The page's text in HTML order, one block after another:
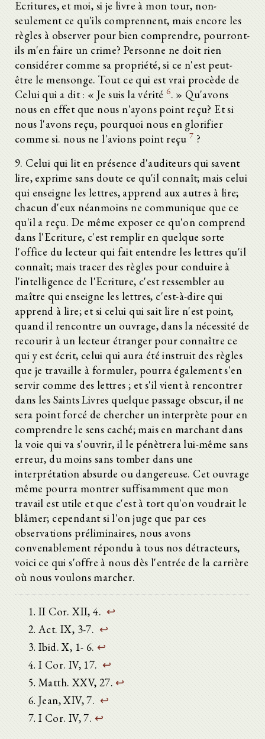
Ecritures, et moi, si je livre à mon tour, non-
seulement ce qu'ils comprennent, mais encore les
règles à observer pour bien comprendre, pourront-
ils m'en faire un crime? Personne ne doit rien
considérer comme sa propriété, si ce n'est peut-
être le mensonge. Tout ce qui est vrai procède de
Celui qui a dit : « Je suis la vérité6. » Qu'avons
nous en effet que nous n'ayons point reçu? Et si
nous l'avons reçu, pourquoi nous en glorifier
comme si. nous ne l'avions point reçu7 ?
9. Celui qui lit en présence d'auditeurs qui savent
lire, exprime sans doute ce qu'il connaît; mais celui
qui enseigne les lettres, apprend aux autres à lire;
chacun d'eux néanmoins ne communique que ce
qu'il a reçu. De même exposer ce qu'on comprend
dans l'Ecriture, c'est remplir en quelque sorte
l'office du lecteur qui fait entendre les lettres qu'il
connaît; mais tracer des règles pour conduire à
l'intelligence de l'Ecriture, c'est ressembler au
maître qui enseigne les lettres, c'est-à-dire qui
apprend à lire; et si celui qui sait lire n'est point,
quand il rencontre un ouvrage, dans la nécessité de
recourir à un lecteur étranger pour connaître ce
qui y est écrit, celui qui aura été instruit des règles
que je travaille à formuler, pourra également s'en
servir comme des lettres ; et s'il vient à rencontrer
dans les Saints Livres quelque passage obscur, il ne
sera point forcé de chercher un interprète pour en
comprendre le sens caché; mais en marchant dans
la voie qui va s'ouvrir, il le pénètrera lui-même sans
erreur, du moins sans tomber dans une
interprétation absurde ou dangereuse. Cet ouvrage
même pourra montrer suffisamment que mon
travail est utile et que c'est à tort qu'on voudrait le
blâmer; cependant si l'on juge que par ces
observations préliminaires, nous avons
convenablement répondu à tous nos détracteurs,
voici ce qui s'offre à nous dès l'entrée de la carrière
où nous voulons marcher.
II Cor. XII, 4. ↩
Act. IX, 3-7. ↩
Ibid. X, 1- 6. ↩
I Cor. IV, 17.↩
Matth. XXV, 27.↩
Jean, XIV, 7. ↩
I Cor. IV, 7. ↩